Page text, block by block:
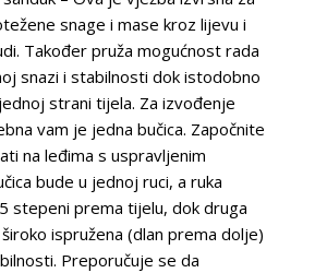
snage i mase kroz lijevu i
Također pruža mogućnost rada
snazi i stabilnosti dok istodobno
strani tijela. Za izvođenje
vam je jedna bučica. Započnite
na leđima s uspravljenim
bude u jednoj ruci, a ruka
stepeni prema tijelu, dok druga
ispružena (dlan prema dolje)
Preporučuje se da